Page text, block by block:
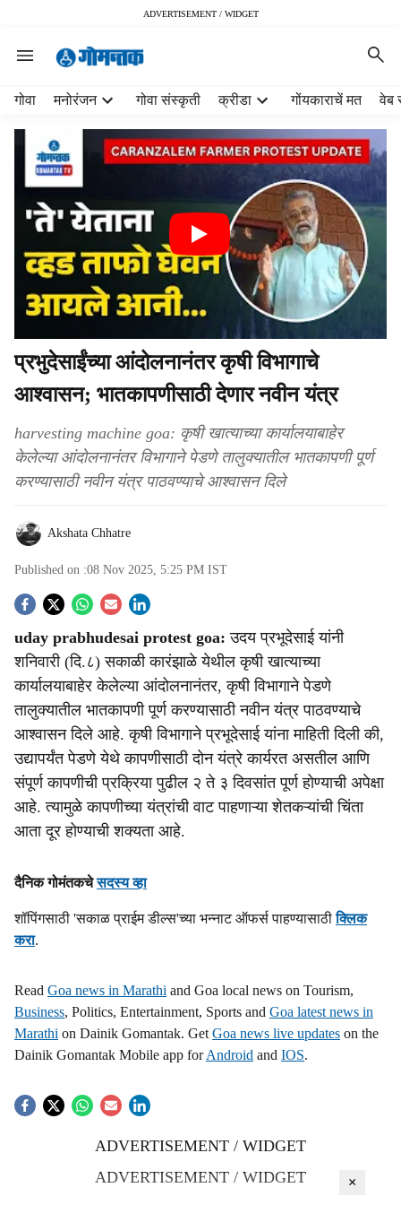
ADVERTISEMENT / WIDGET
गोवा मनोरंजन गोवा संस्कृती क्रीडा गोंयकाराचें मत वेब
प्रभुदेसाईंच्या आंदोलनानंतर कृषी विभागाचे
आश्वासन; भातकापणीसाठी देणार नवीन यंत्र
harvesting machine goa: कृषी खात्याच्या कार्यालयाबाहेर
केलेल्या आंदोलनानंतर विभागाने पेडणे तालुक्यातील भातकापणी पूर्ण
करण्यासाठी नवीन यंत्र पाठवण्याचे आश्वासन दिले
Akshata Chhatre
Published on :08 Nov 2025, 5:25 PM IST
S
o
c
i
a
l
s
r
uday prabhudesai protest goa: उदय प्रभूदेसाई यांनी
शनिवारी (दि.८) सकाळी कारंझाळे येथील कृषी खात्याच्या
कार्यालयाबाहेर केलेल्या आंदोलनानंतर, कृषी विभागाने पेडणे
तालुक्यातील भातकापणी पूर्ण करण्यासाठी नवीन यंत्र पाठवण्याचे
आश्वासन दिले आहे. कृषी विभागाने प्रभूदेसाई यांना माहिती दिली की,
उद्यापर्यंत पेडणे येथे कापणीसाठी दोन यंत्रे कार्यरत असतील आणि
संपूर्ण कापणीची प्रक्रिया पुढील २ ते ३ दिवसांत पूर्ण होण्याची अपेक्षा
आहे. त्यामुळे कापणीच्या यंत्रांची वाट पाहणाऱ्या शेतकऱ्यांची चिंता
आता दूर होण्याची शक्यता आहे.
दैनिक गोमंतकचेसदस्य व्हा
शॉपिंगसाठी 'सकाळ प्राईम डील्स'च्या भन्नाट ऑफर्स पाहण्यासाठीक्लिक
करा.
Read Goa news in Marathi and Goa local news on Tourism,
Business, Politics, Entertainment, Sports and Goa latest news in
Marathi on Dainik Gomantak. Get Goa news live updates on the
Dainik Gomantak Mobile app forAndroid and IOS.
ADVERTISEMENT / WIDGET
ADVERTISEMENT / WIDGET
×